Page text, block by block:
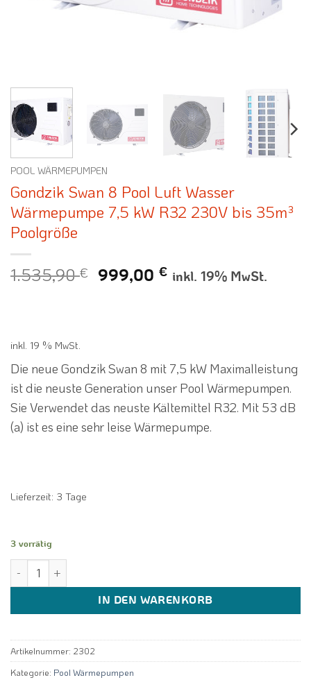
POOL WÄRMEPUMPEN
Gondzik Swan 8 Pool Luft Wasser
Wärmepumpe 7,5 kW R32 230V bis 35m³
Poolgröße
1.535,90€
Ursprünglicher
999,00€Aktueller
inkl. 19% MwSt.
inkl. 19 % MwSt.
Die neue Gondzik Swan 8 mit 7,5 kW Maximalleistung
ist die neuste Generation unser Pool Wärmepumpen.
Sie Verwendet das neuste Kältemittel R32. Mit 53 dB
(a) ist es eine sehr leise Wärmepumpe.
Lieferzeit: 3 Tage
3 vorrätig
IN DEN WARENKORB
Artikelnummer: 2302
Kategorie: Pool Wärmepumpen